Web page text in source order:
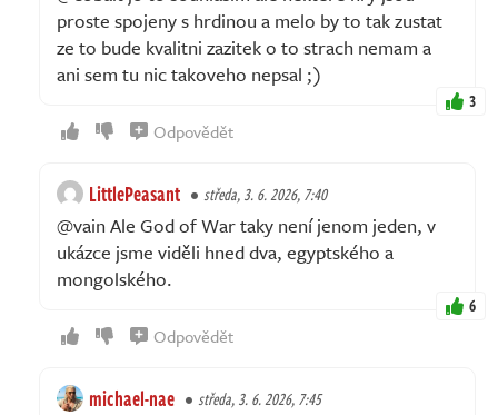
proste spojeny s hrdinou a melo by to tak zustat
ze to bude kvalitni zazitek o to strach nemam a
ani sem tu nic takoveho nepsal ;)
3
Odpovědět
LittlePeasant středa, 3. 6. 2026, 7:40
@vain Ale God of War taky není jenom jeden, v
ukázce jsme viděli hned dva, egyptského a
mongolského.
6
Odpovědět
michael-nae středa, 3. 6. 2026, 7:45